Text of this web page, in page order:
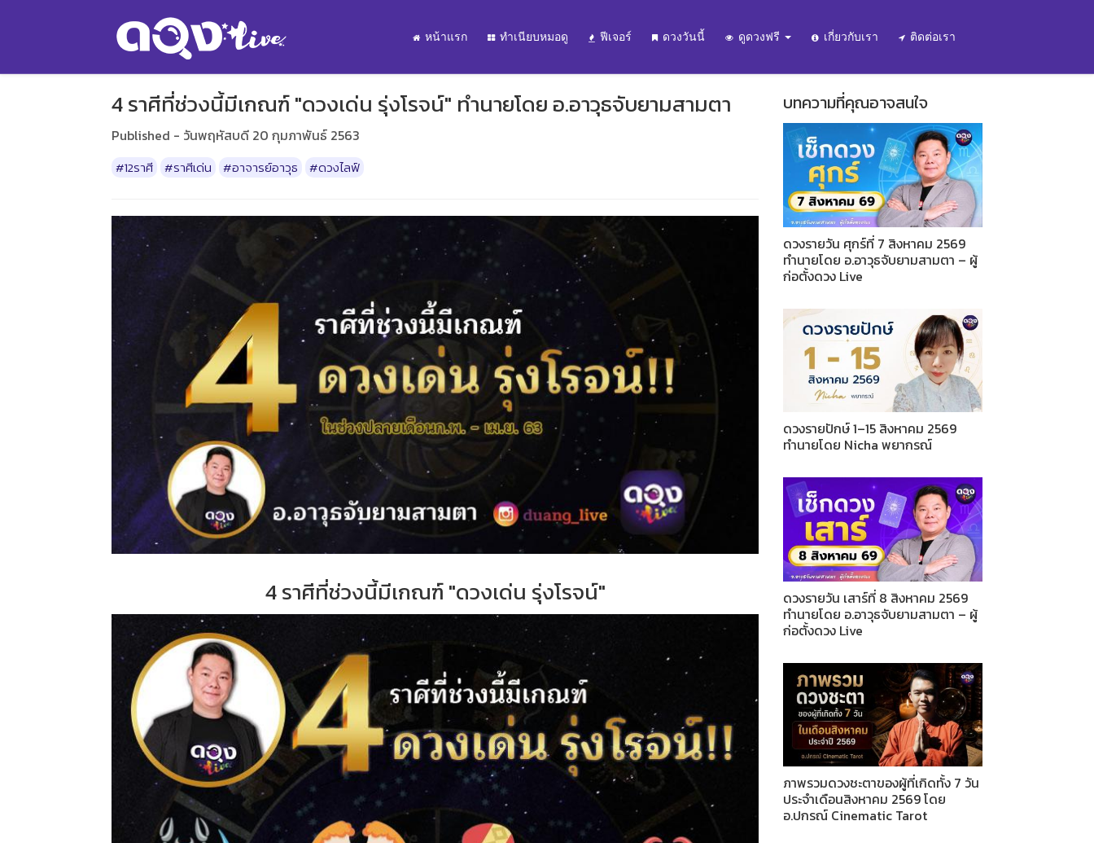
หน้าแรก ทำเนียบหมอดู ฟีเจอร์ ดวงวันนี้ ดูดวงฟรี เกี่ยวกับเรา ติดต่อเรา
4 ราศีที่ช่วงนี้มีเกณฑ์ "ดวงเด่น รุ่งโรจน์" ทำนายโดย อ.อาวุธจับยามสามตา
Published - วันพฤหัสบดี 20 กุมภาพันธ์ 2563
#12ราศี #ราศีเด่น #อาจารย์อาวุธ #ดวงไลฟ์
4 ราศีที่ช่วงนี้มีเกณฑ์ "ดวงเด่น รุ่งโรจน์"
บทความที่คุณอาจสนใจ
ดวงรายวัน ศุกร์ที่ 7 สิงหาคม 2569
ทำนายโดย อ.อาวุธจับยามสามตา – ผู้
ก่อตั้งดวง Live
ดวงรายปักษ์ 1–15 สิงหาคม 2569
ทำนายโดย Nicha พยากรณ์
ดวงรายวัน เสาร์ที่ 8 สิงหาคม 2569
ทำนายโดย อ.อาวุธจับยามสามตา – ผู้
ก่อตั้งดวง Live
ภาพรวมดวงชะตาของผู้ที่เกิดทั้ง 7 วัน
ประจำเดือนสิงหาคม 2569 โดย
อ.ปกรณ์ Cinematic Tarot